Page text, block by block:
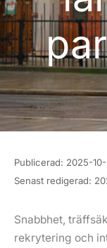
Publicerad: 2025-
Senast redigerad:
Snabbhet,
rekrytering och